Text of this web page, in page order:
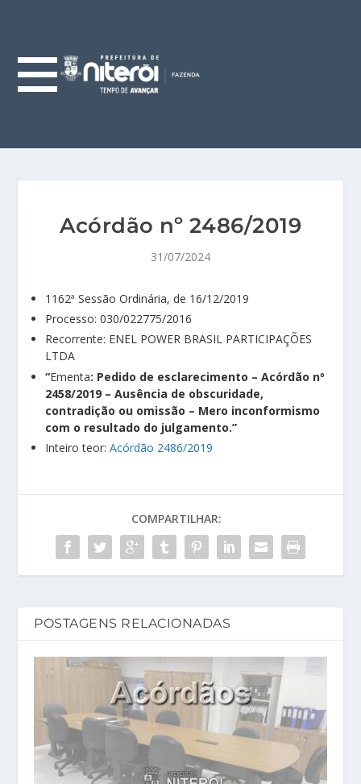
Acórdão nº 2486/2019
31/07/2024
1162ª Sessão Ordinária, de 16/12/2019
Processo: 030/022775/2016
Recorrente: ENEL POWER BRASIL PARTICIPAÇÕES
LTDA
“Ementa: Pedido de esclarecimento – Acórdão nº
2458/2019 – Ausência de obscuridade,
contradição ou omissão – Mero inconformismo
com o resultado do julgamento.”
Inteiro teor:Acórdão 2486/2019
COMPARTILHAR:
POSTAGENS RELACIONADAS